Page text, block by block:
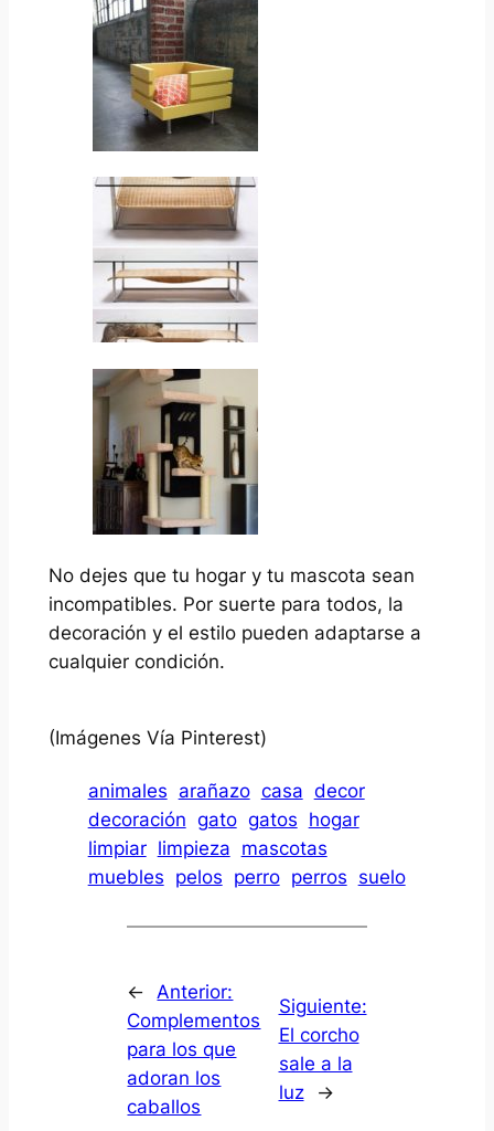
No dejes que tu hogar y tu mascota sean
incompatibles. Por suerte para todos, la
decoración y el estilo pueden adaptarse a
cualquier condición.
(Imágenes Vía Pinterest)
animales arañazo casa decor
decoración gato gatos hogar
limpiar limpieza mascotas
muebles pelos perro perros suelo
←
Anterior:
Complementos
para los que
adoran los
caballos
Siguiente:
El corcho
sale a la
luz
→